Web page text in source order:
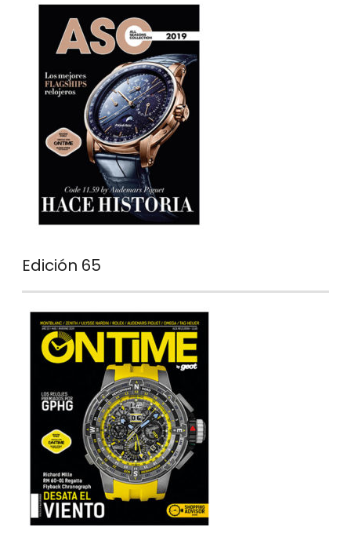
Edición 65